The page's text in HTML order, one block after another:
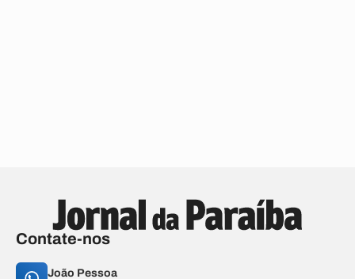
Contate-nos
João Pessoa